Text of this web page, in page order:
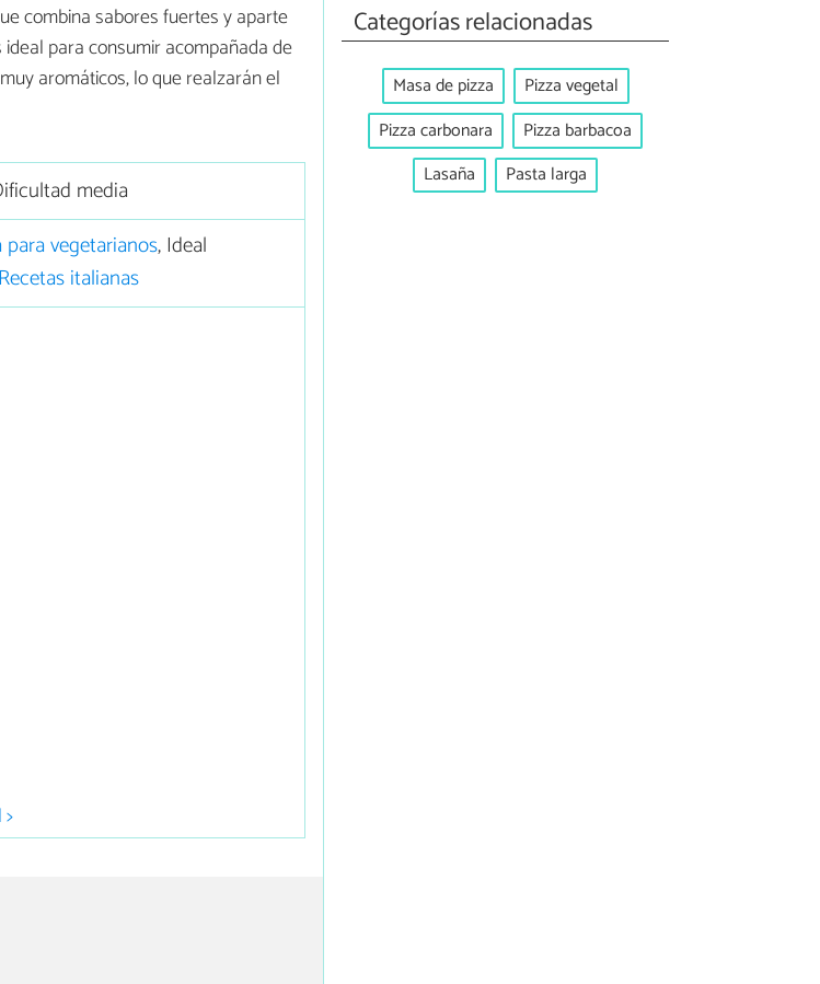
combina sabores fuertesy aparte
ideal para consumir acompañada de
aromáticos, lo que realzarán el
media
vegetarianos, Ideal
Recetas italianas
Categorías relacionadas
Masa de pizza
Pizza vegetal
Pizza carbonara
Pizza barbacoa
Lasaña
Pasta larga